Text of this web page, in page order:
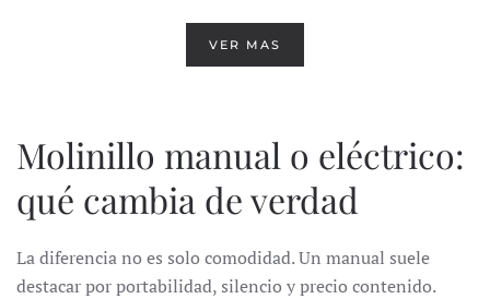
VER MAS
Molinillo manual o eléctrico:
qué cambia de verdad
La diferencia no es solo comodidad. Un manual suele
destacar por portabilidad, silencio y precio contenido.